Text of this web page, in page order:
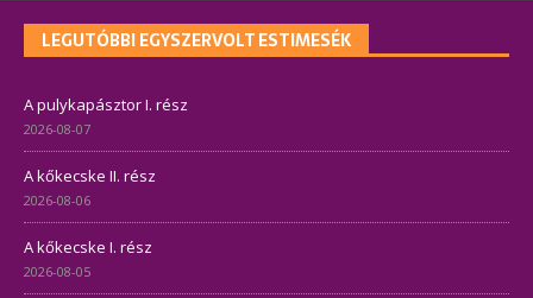
LEGUTÓBBI EGYSZERVOLT ESTIMESÉK
A pulykapásztor I. rész
2026-08-07
A kőkecske II. rész
2026-08-06
A kőkecske I. rész
2026-08-05